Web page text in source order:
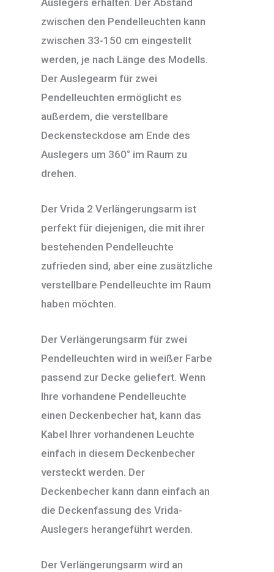
zwischen den Pendelleuchten kann
zwischen 33-150 cm eingestellt
werden, je nach Länge des Modells.
Der Auslegearm für zwei
Pendelleuchten ermöglicht es
außerdem, die verstellbare
Deckensteckdose am Ende des
Auslegers um 360° im Raum zu
drehen.
Der Vrida 2 Verlängerungsarm ist
perfekt für diejenigen, die mit ihrer
bestehenden Pendelleuchte
zufrieden sind, aber eine zusätzliche
verstellbare Pendelleuchte im Raum
haben möchten.
Der Verlängerungsarm für zwei
Pendelleuchten wird in weißer Farbe
passend zur Decke geliefert. Wenn
Ihre vorhandene Pendelleuchte
einen Deckenbecher hat, kann das
Kabel Ihrer vorhandenen Leuchte
einfach in diesem Deckenbecher
versteckt werden. Der
Deckenbecher kann dann einfach an
die Deckenfassung des Vrida-
Auslegers herangeführt werden.
Der Verlängerungsarm wird an